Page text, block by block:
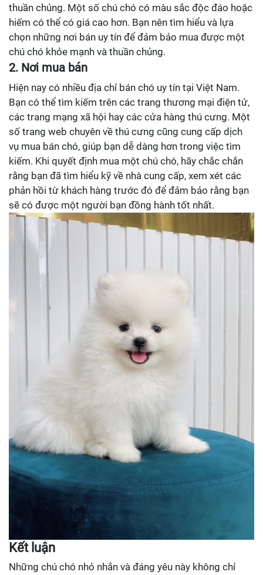
thuần chủng. Một số chú chó có màu sắc độc đáo hoặc
hiếm có thể có giá cao hơn. Bạn nên tìm hiểu và lựa
chọn những nơi bán uy tín để đảm bảo mua được một
chú chó khỏe mạnh và thuần chủng.
2. Nơi mua bán
Hiện nay có nhiều địa chỉ bán chó uy tín tại Việt Nam.
Bạn có thể tìm kiếm trên các trang thương mại điện tử,
các trang mạng xã hội hay các cửa hàng thú cưng. Một
số trang web chuyên về thú cưng cũng cung cấp dịch
vụ mua bán chó, giúp bạn dễ dàng hơn trong việc tìm
kiếm. Khi quyết định mua một chú chó, hãy chắc chắn
rằng bạn đã tìm hiểu kỹ về nhà cung cấp, xem xét các
phản hồi từ khách hàng trước đó để đảm bảo rằng bạn
sẽ có được một người bạn đồng hành tốt nhất.
Kết luận
Những chú chó nhỏ nhắn và đáng yêu này không chỉ